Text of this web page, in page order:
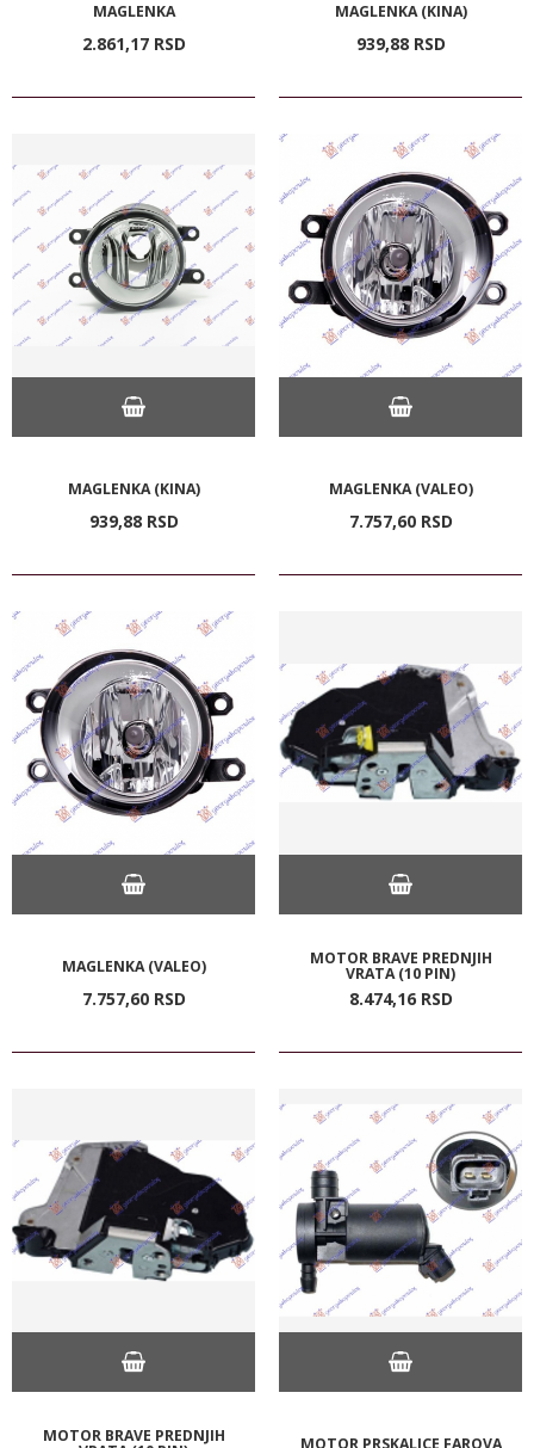
MAGLENKA
2.861,17 RSD
MAGLENKA (KINA)
939,88 RSD
MAGLENKA (KINA)
939,88 RSD
MAGLENKA (VALEO)
7.757,60 RSD
MAGLENKA (VALEO)
7.757,60 RSD
MOTOR BRAVE PREDNJIH
VRATA (10 PIN)
8.474,16 RSD
MOTOR BRAVE PREDNJIH MOTOR PRSKALICE FAROVA